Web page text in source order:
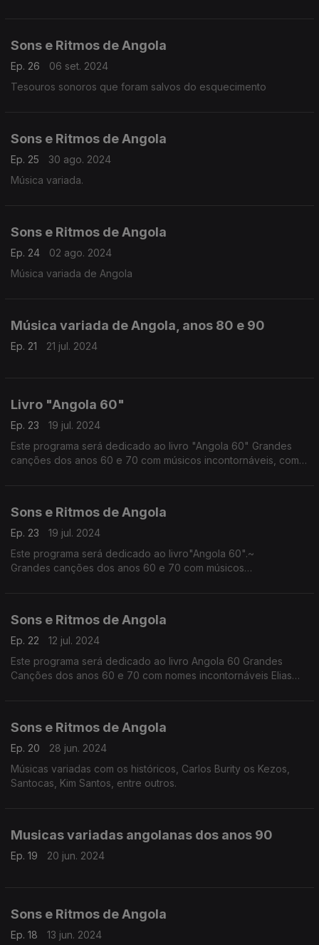
Sons e Ritmos de Angola
Ep. 26
06 set. 2024
Tesouros sonoros que foram salvos do esquecimento
Sons e Ritmos de Angola
Ep. 25
30 ago. 2024
Música variada.
Sons e Ritmos de Angola
Ep. 24
02 ago. 2024
Música variada de Angola
Música variada de Angola, anos 80 e 90
Ep. 21 21 jul. 2024
Livro "Angola 60"
Ep. 23
19 jul. 2024
Este programa será dedicado ao livro "Angola 60" Grandes
canções dos anos 60 e 70 com músicos incontornáveis, como
Sons e Ritmos de Angola
Ep. 23
19 jul. 2024
Este programa será dedicado ao livro"Angola 60".~
Grandes canções dos anos 60 e 70 com músicos
Sons e Ritmos de Angola
Ep. 22
12 jul. 2024
Este programa será dedicado ao livro Angola 60 Grandes
Canções dos anos 60 e 70 com nomes incontornáveis Elias
Sons e Ritmos de Angola
Ep. 20
28 jun. 2024
Músicas variadas com os históricos, Carlos Burity os Kezos,
Santocas, Kim Santos, entre outros.
Musicas variadas angolanas dos anos 90
Ep. 19 20 jun. 2024
Sons e Ritmos de Angola
Ep. 18 13 jun. 2024